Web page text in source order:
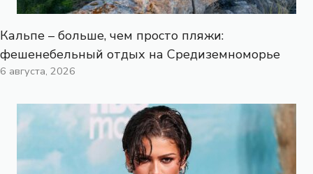
Кальпе – больше, чем просто пляжи:
фешенебельный отдых на Средиземноморье
6 августа, 2026